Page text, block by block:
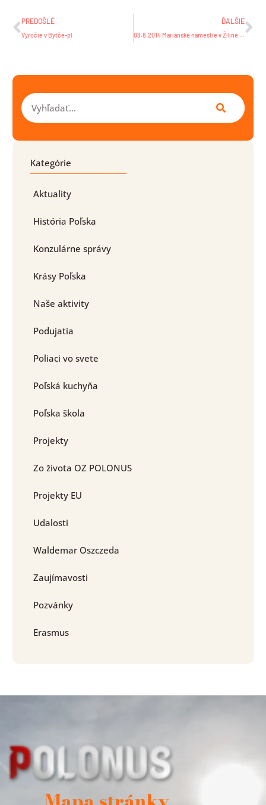
PREDOŠLÉ
Výročie v Bytče-pl
ĎALŠIE
08.8.2014 Mariánske námestie v Žiline o 15.30 hod. Barščikovanie v Žiline – zoznámte sa s poľským kultúrnym a kulinárnym dedičstvom
Vyhľadať
Kategórie
Aktuality
História Poľska
Konzulárne správy
Krásy Poľska
Naše aktivity
Podujatia
Poliaci vo svete
Poľská kuchyňa
Poľska škola
Projekty
Zo života OZ POLONUS
Projekty EU
Udalosti
Waldemar Oszczeda
Zaujímavosti
Pozvánky
Erasmus